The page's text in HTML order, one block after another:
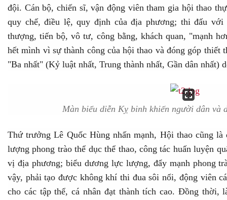
đội. Cán bộ, chiến sĩ, vận động viên tham gia hội thao
quy chế, điều lệ, quy định của địa phương; thi đấu
thượng, tiến bộ, vô tư, công bằng, khách quan, "mạnh
hết mình vì sự thành công của hội thao và đóng góp thiết
"Ba nhất" (Kỷ luật nhất, Trung thành nhất, Gần dân nhất)
Màn biểu diễn Kỵ binh khiến người dân và
Thứ trưởng Lê Quốc Hùng nhấn mạnh, Hội thao cũng
lượng phong trào thể dục thể thao, công tác huấn luyện
vị địa phương; biểu dương lực lượng, đẩy mạnh phong
vậy, phải tạo được không khí thi đua sôi nổi, động viên
cho các tập thể, cá nhân đạt thành tích cao. Đồng thời,